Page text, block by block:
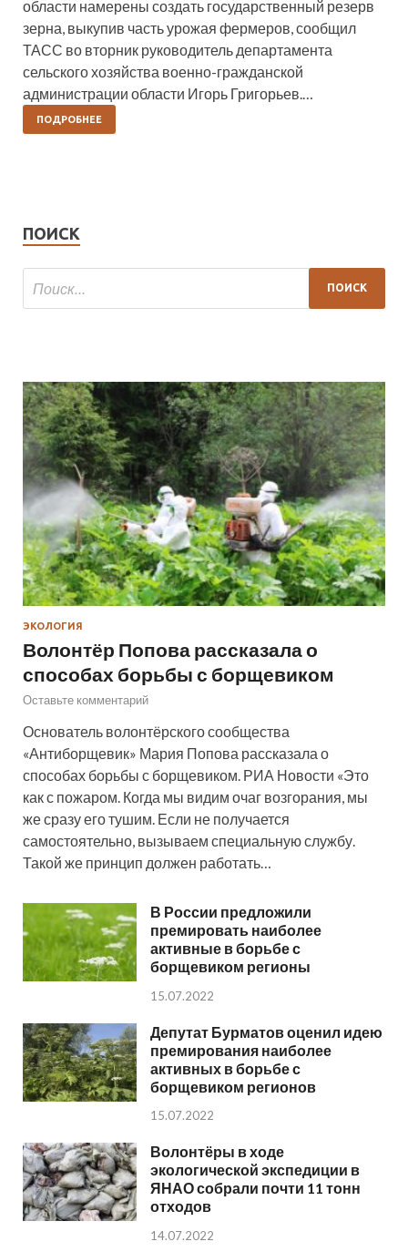
области намерены создать государственный резерв
зерна, выкупив часть урожая фермеров, сообщил
ТАСС во вторник руководитель департамента
сельского хозяйства военно-гражданской
администрации области Игорь Григорьев.…
ПОДРОБНЕЕ
ПОИСК
ЭКОЛОГИЯ
Волонтёр Попова рассказала о
способах борьбы с борщевиком
Оставьте комментарий
Основатель волонтёрского сообщества
«Антиборщевик» Мария Попова рассказала о
способах борьбы с борщевиком. РИА Новости «Это
как с пожаром. Когда мы видим очаг возгорания, мы
же сразу его тушим. Если не получается
самостоятельно, вызываем специальную службу.
Такой же принцип должен работать…
В России предложили
премировать наиболее
активные в борьбе с
борщевиком регионы
15.07.2022
Депутат Бурматов оценил идею
премирования наиболее
активных в борьбе с
борщевиком регионов
15.07.2022
Волонтёры в ходе
экологической экспедиции в
ЯНАО собрали почти 11 тонн
отходов
14.07.2022